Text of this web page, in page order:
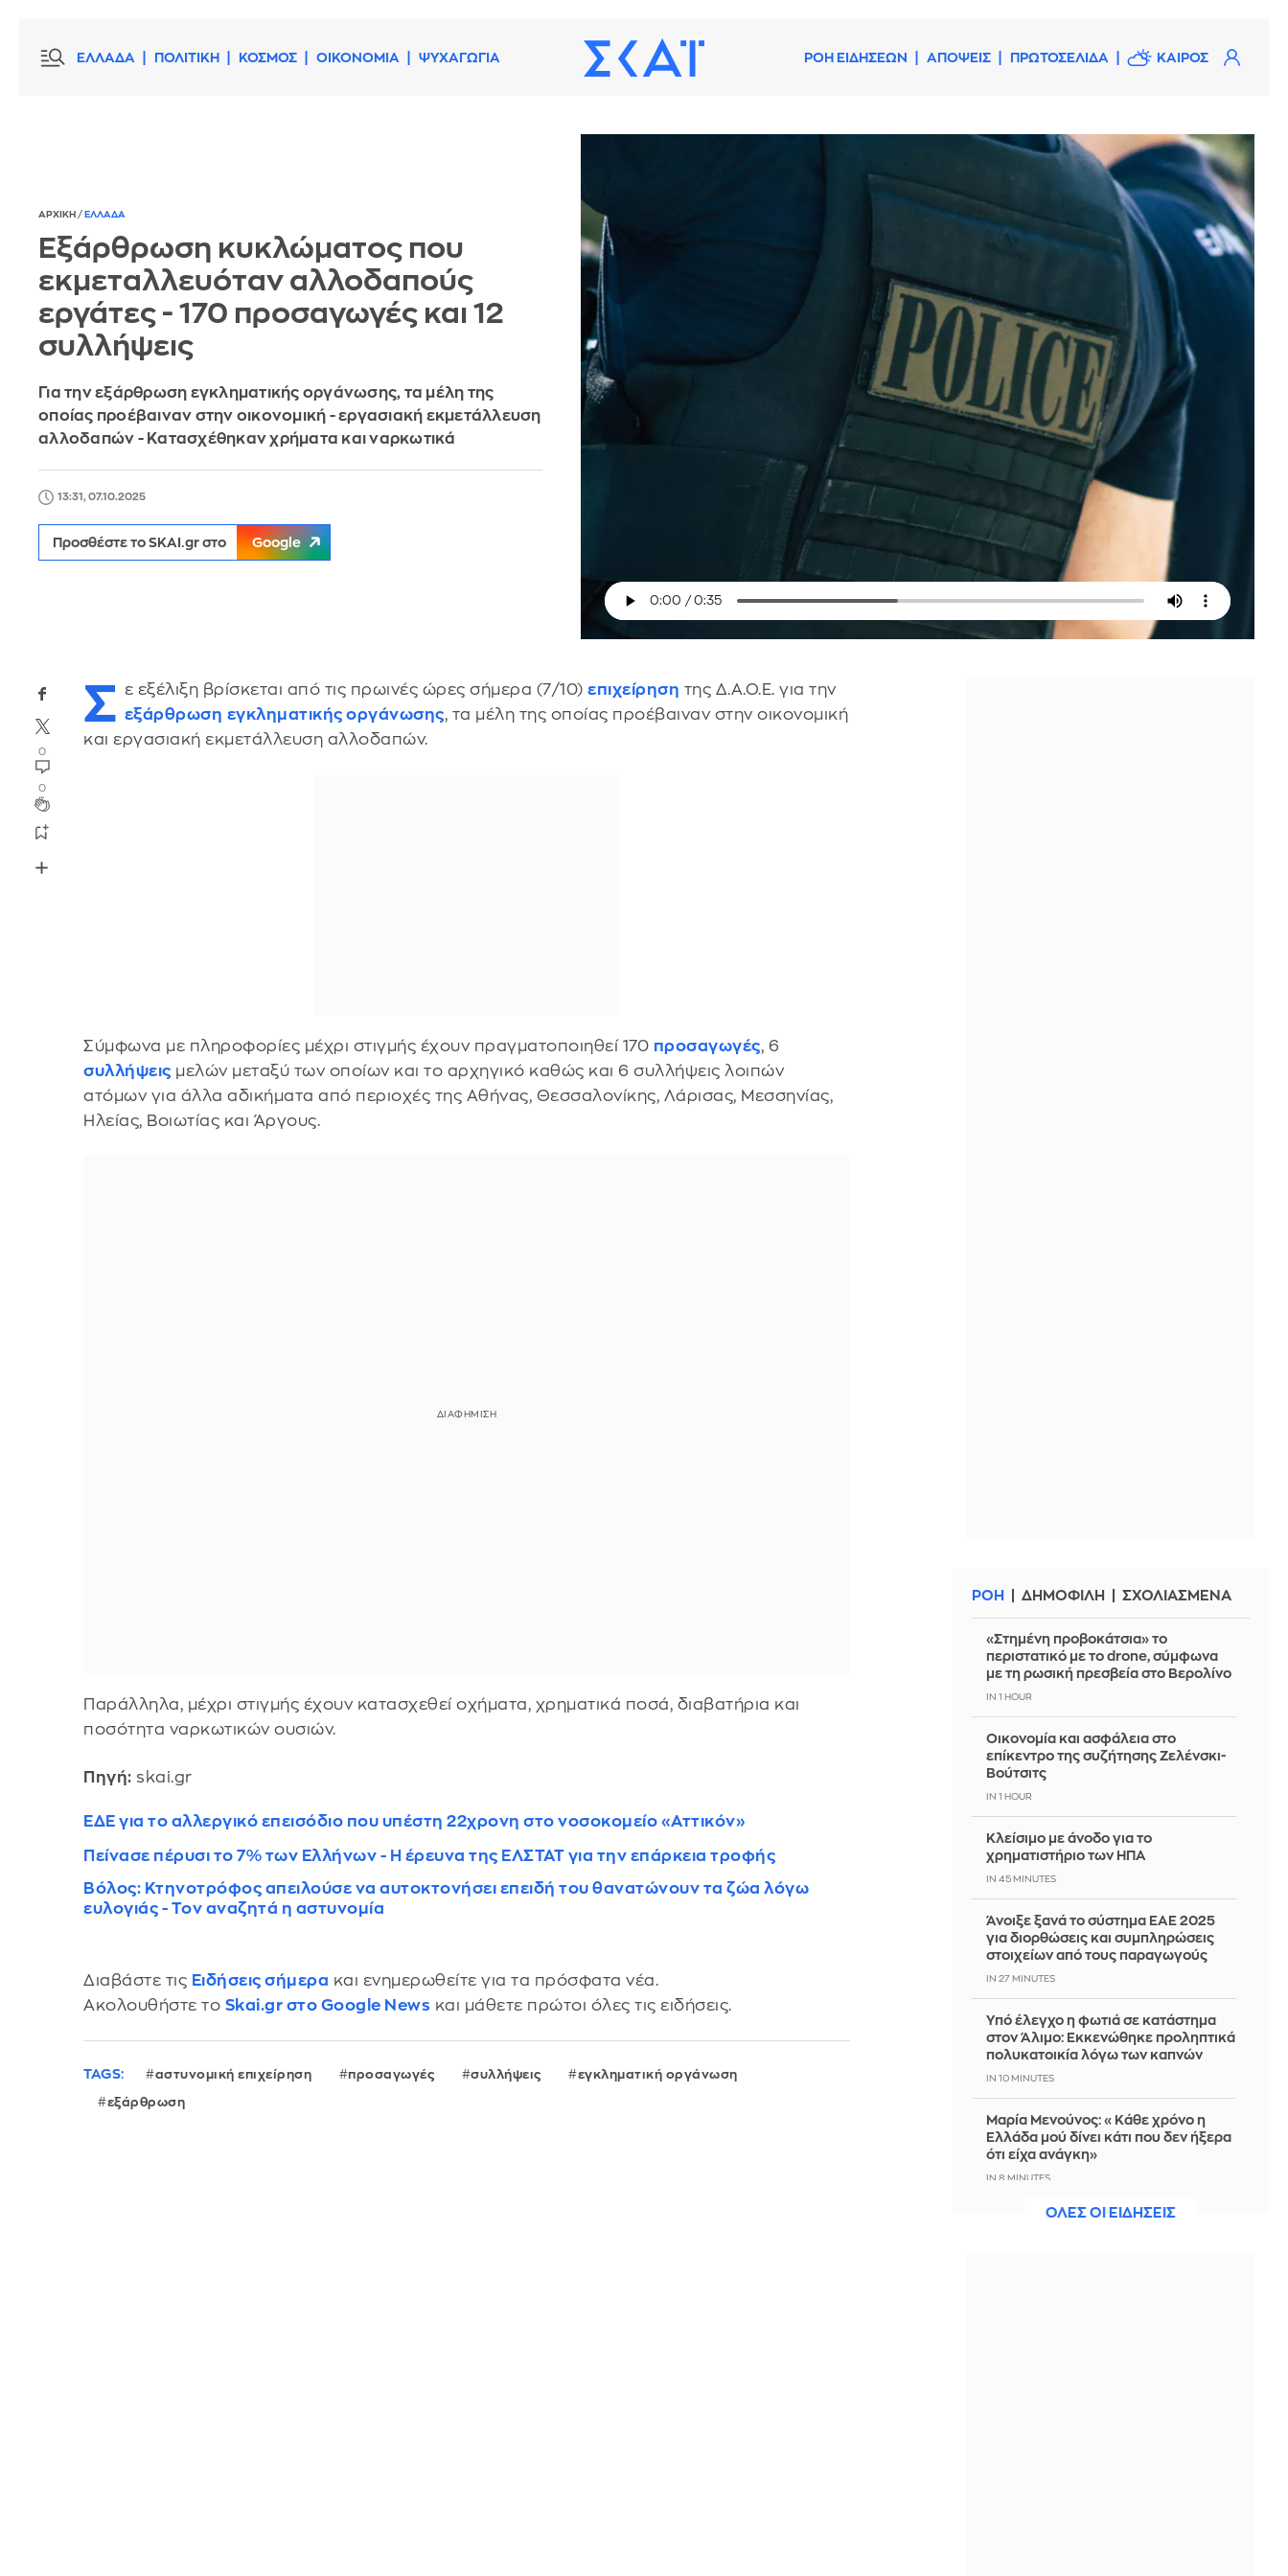
ΕΛΛΑΔΑ ΠΟΛΙΤΙΚΗ ΚΟΣΜΟΣ ΟΙΚΟΝΟΜΙΑ ΨΥΧΑΓΩΓΙΑ ΡΟΗ ΕΙΔΗΣΕΩΝ ΑΠΟΨΕΙΣ ΠΡΩΤΟΣΕΛΙΔΑ ΚΑΙΡΟΣ
ΑΡΧΙΚΗ / ΕΛΛΑΔΑ
Εξάρθρωση κυκλώματος που
εκμεταλλευόταν αλλοδαπούς
εργάτες - 170 προσαγωγές και 12
συλλήψεις
Για την εξάρθρωση εγκληματικής οργάνωσης, τα μέλη της
οποίας προέβαιναν στην οικονομική - εργασιακή εκμετάλλευση
αλλοδαπών - Κατασχέθηκαν χρήματα και ναρκωτικά
13:31, 07.10.2025
Προσθέστε το SKAI.gr στο Google
0
0
Σ ε εξέλιξη βρίσκεται από τις πρωινές ώρες σήμερα (7/10)επιχείρηση της Δ.Α.Ο.Ε. για την
εξάρθρωση εγκληματικής οργάνωσης, τα μέλη της οποίας προέβαιναν στην οικονομική
και εργασιακή εκμετάλλευση αλλοδαπών.
Σύμφωνα με πληροφορίες μέχρι στιγμής έχουν πραγματοποιηθεί 170 προσαγωγές, 6
συλλήψεις μελών μεταξύ των οποίων και το αρχηγικό καθώς και 6 συλλήψεις λοιπών
ατόμων για άλλα αδικήματα από περιοχές της Αθήνας, Θεσσαλονίκης, Λάρισας, Μεσσηνίας,
Ηλείας, Βοιωτίας και Άργους.
Παράλληλα, μέχρι στιγμής έχουν κατασχεθεί οχήματα, χρηματικά ποσά, διαβατήρια και
ποσότητα ναρκωτικών ουσιών.
Πηγή: skai.gr
ΕΔΕ για το αλλεργικό επεισόδιο που υπέστη 22χρονη στο νοσοκομείο «Αττικόν»
Πείνασε πέρυσι το 7% των Ελλήνων - Η έρευνα της ΕΛΣΤΑΤ για την επάρκεια τροφής
Βόλος: Κτηνοτρόφος απειλούσε να αυτοκτονήσει επειδή του θανατώνουν τα ζώα λόγω
ευλογιάς - Τον αναζητά η αστυνομία
Διαβάστε τις Ειδήσεις σήμερα και ενημερωθείτε για τα πρόσφατα νέα.
Ακολουθήστε το Skai.gr στο Google News και μάθετε πρώτοι όλες τις ειδήσεις.
TAGS: αστυνομική επιχείρηση προσαγωγές συλλήψεις εγκληματική οργάνωση
εξάρθρωση
ΡΟΗ ΔΗΜΟΦΙΛΗ ΣΧΟΛΙΑΣΜΕΝΑ
«Στημένη προβοκάτσια» το
περιστατικό με το drone, σύμφωνα
με τη ρωσική πρεσβεία στο Βερολίνο
IN 1 HOUR
Οικονομία και ασφάλεια στο
επίκεντρο της συζήτησης Ζελένσκι-
Βούτσιτς
IN 1 HOUR
Κλείσιμο με άνοδο για το
χρηματιστήριο των ΗΠΑ
IN 45 MINUTES
Άνοιξε ξανά το σύστημα ΕΑΕ 2025
για διορθώσεις και συμπληρώσεις
στοιχείων από τους παραγωγούς
IN 27 MINUTES
Yπό έλεγχο η φωτιά σε κατάστημα
στον Άλιμο: Εκκενώθηκε προληπτικά
πολυκατοικία λόγω των καπνών
IN 10 MINUTES
Μαρία Μενούνος: «Κάθε χρόνο η
Ελλάδα μού δίνει κάτι που δεν ήξερα
ότι είχα ανάγκη»
IN 8 MINUTES
Η ξηρασία απειλεί την
ΟΛΕΣ ΟΙ ΕΙΔΗΣΕΙΣ